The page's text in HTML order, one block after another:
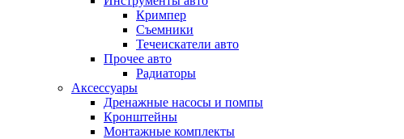
Кримпер
Съемники
Течеискатели авто
Прочее авто
Радиаторы
Аксессуары
Дренажные насосы и помпы
Кронштейны
Монтажные комплекты